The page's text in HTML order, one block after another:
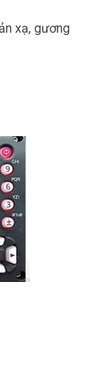
xạ, gương